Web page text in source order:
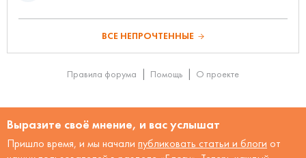
ВСЕ НЕПРОЧТЕННЫЕ
Правила форума Помощь О проекте
Выразите своё мнение, и вас услышат
Пришло время, и мы начали публиковать статьи и блоги от